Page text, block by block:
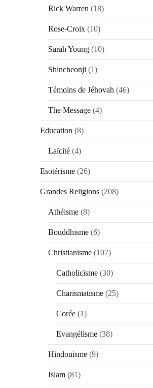
Rick Warren (18)
Rose-Croix (10)
Sarah Young (10)
Shincheonji (1)
Témoins de Jéhovah (46)
The Message (4)
Education (8)
Laïcité (4)
Esotérisme (26)
Grandes Religions (208)
Athéisme (8)
Bouddhisme (6)
Christianisme (107)
Catholicisme (30)
Charismatisme (25)
Corée (1)
Evangélisme (38)
Hindouisme (9)
Islam (81)